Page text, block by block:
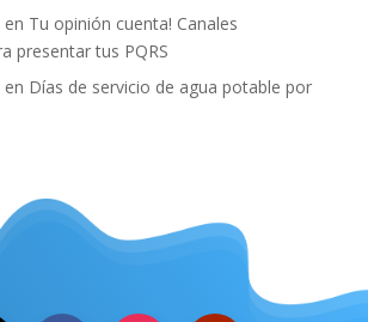
en Tu opinión cuenta! Canales
presentar tus PQRS
en Días de servicio de agua potable por